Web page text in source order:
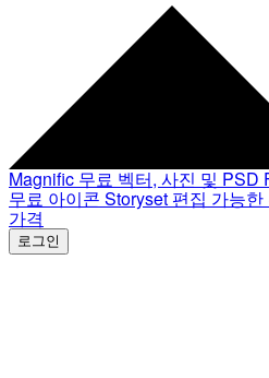
Magnific 무료 벡터, 사진 및 PSD
무료 아이콘 Storyset 편집 가능
가격
로그인